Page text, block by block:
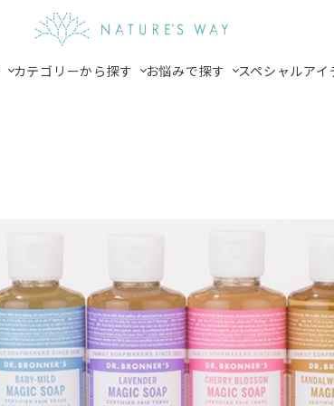
カテゴリーから探す お悩みで探す スペシャルア